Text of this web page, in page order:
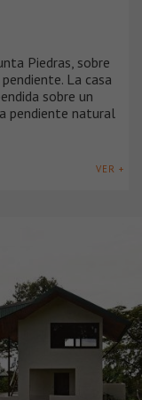
Piedras, sobre
La casa
sobre un
pendiente natural
VER +